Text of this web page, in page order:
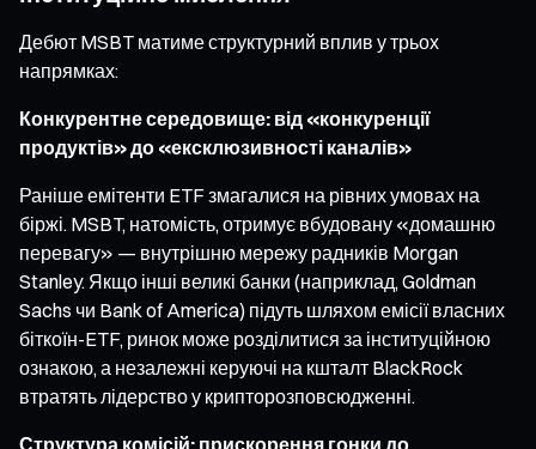
Дебют MSBT матиме структурний вплив у трьох
напрямках:
Конкурентне середовище: від «конкуренції
продуктів» до «ексклюзивності каналів»
Раніше емітенти ETF змагалися на рівних умовах на
біржі. MSBT, натомість, отримує вбудовану «домашню
перевагу» — внутрішню мережу радників Morgan
Stanley. Якщо інші великі банки (наприклад, Goldman
Sachs чи Bank of America) підуть шляхом емісії власних
біткоїн-ETF, ринок може розділитися за інституційною
ознакою, а незалежні керуючі на кшталт BlackRock
втратять лідерство у крипторозповсюдженні.
Структура комісій: прискорення гонки до